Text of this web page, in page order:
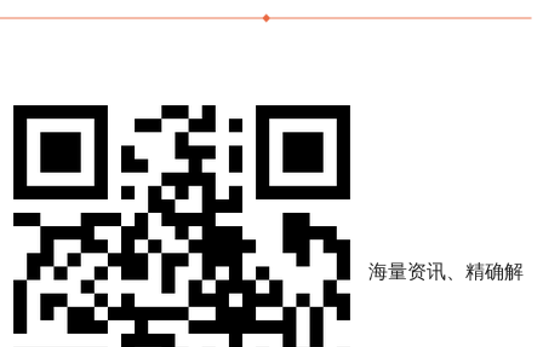
海量资讯、精确解